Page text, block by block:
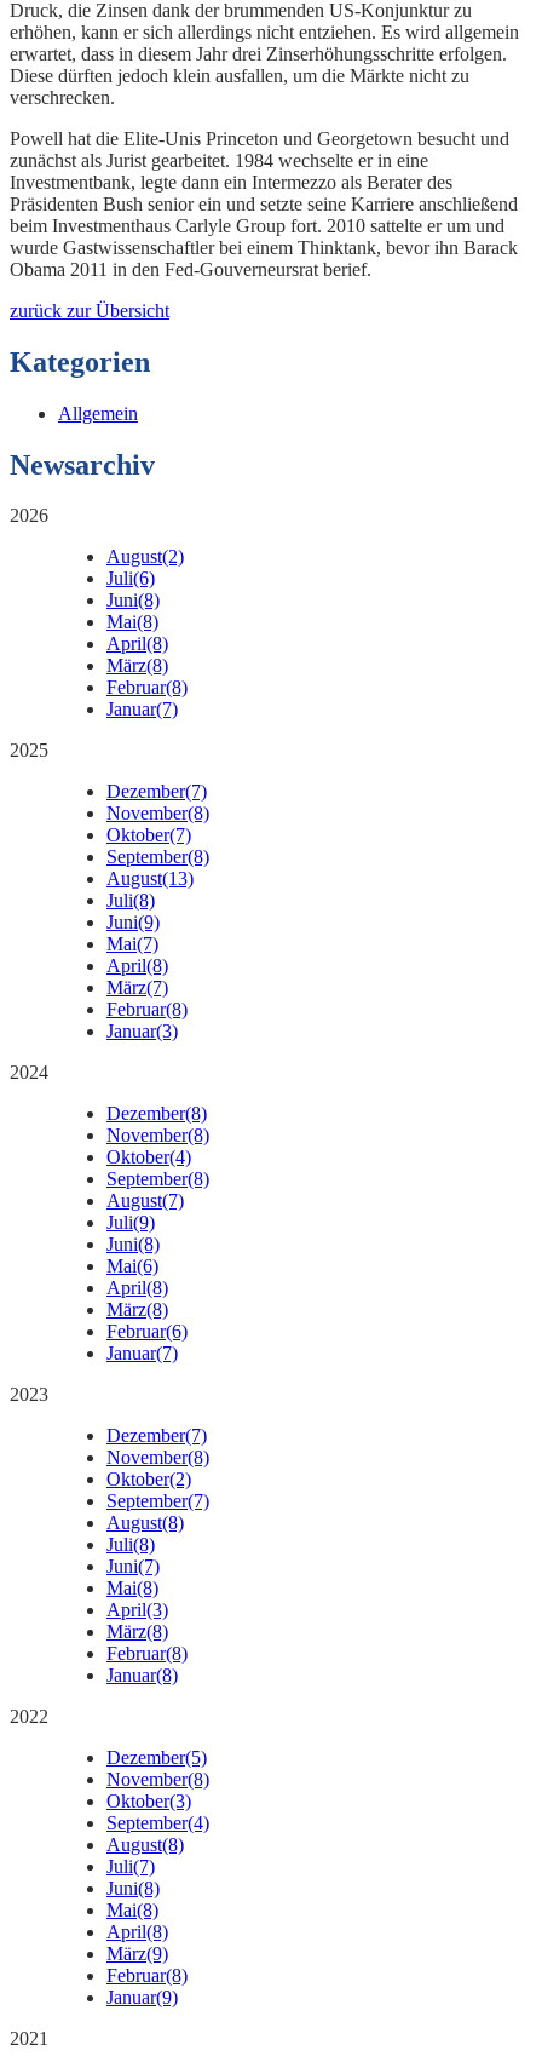
Druck, die Zinsen dank der brummenden US-Konjunktur zu
erhöhen, kann er sich allerdings nicht entziehen. Es wird allgemein
erwartet, dass in diesem Jahr drei Zinserhöhungsschritte erfolgen.
Diese dürften jedoch klein ausfallen, um die Märkte nicht zu
verschrecken.
Powell hat die Elite-Unis Princeton und Georgetown besucht und
zunächst als Jurist gearbeitet. 1984 wechselte er in eine
Investmentbank, legte dann ein Intermezzo als Berater des
Präsidenten Bush senior ein und setzte seine Karriere anschließend
beim Investmenthaus Carlyle Group fort. 2010 sattelte er um und
wurde Gastwissenschaftler bei einem Thinktank, bevor ihn Barack
Obama 2011 in den Fed-Gouverneursrat berief.
zurück zur Übersicht
Kategorien
Allgemein
Newsarchiv
2026
August(2)
Juli(6)
Juni(8)
Mai(8)
April(8)
März(8)
Februar(8)
Januar(7)
2025
Dezember(7)
November(8)
Oktober(7)
September(8)
August(13)
Juli(8)
Juni(9)
Mai(7)
April(8)
März(7)
Februar(8)
Januar(3)
2024
Dezember(8)
November(8)
Oktober(4)
September(8)
August(7)
Juli(9)
Juni(8)
Mai(6)
April(8)
März(8)
Februar(6)
Januar(7)
2023
Dezember(7)
November(8)
Oktober(2)
September(7)
August(8)
Juli(8)
Juni(7)
Mai(8)
April(3)
März(8)
Februar(8)
Januar(8)
2022
Dezember(5)
November(8)
Oktober(3)
September(4)
August(8)
Juli(7)
Juni(8)
Mai(8)
April(8)
März(9)
Februar(8)
Januar(9)
2021